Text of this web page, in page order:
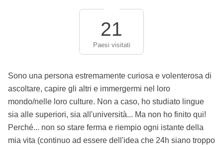
21
Paesi visitati
Sono una persona estremamente curiosa e volenterosa di
ascoltare, capire gli altri e immergermi nel loro
mondo/nelle loro culture. Non a caso, ho studiato lingue
sia alle superiori, sia all'università... Ma non ho finito qui!
Perché... non so stare ferma e riempio ogni istante della
mia vita (continuo ad essere dell'idea che 24h siano troppo